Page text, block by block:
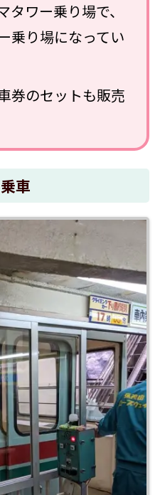
ワー乗り場で、
乗り場になってい
券のセットも販売
車